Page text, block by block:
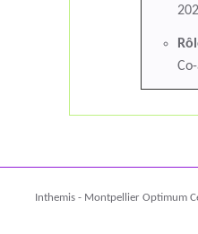
Inthemis - Montpellier Optimum